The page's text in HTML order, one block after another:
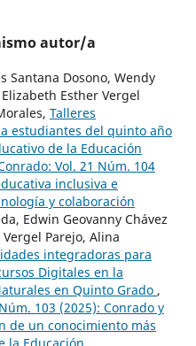
autor/a
Santana Dosono, Wendy
Esther Vergel
Talleres
estudiantes del quinto año
de la Educación
Vol. 21 Núm. 104
inclusiva e
y colaboración
Edwin Geovanny Chávez
Parejo, Alina
integradoras para
Digitales en la
en Quinto Grado ,
103 (2025): Conrado y
de un conocimiento más
la Educación.